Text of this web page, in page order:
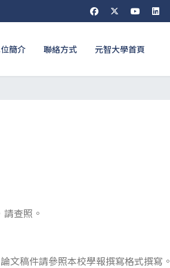
簡介 聯絡方式 元智大學首頁
查照。
文稿件請參照本校學報撰寫格式撰寫。